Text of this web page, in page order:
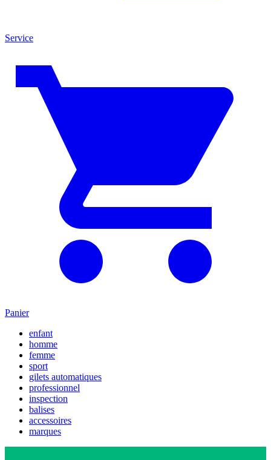
Service
Panier
enfant
homme
femme
sport
gilets automatiques
professionnel
inspection
balises
accessoires
marques